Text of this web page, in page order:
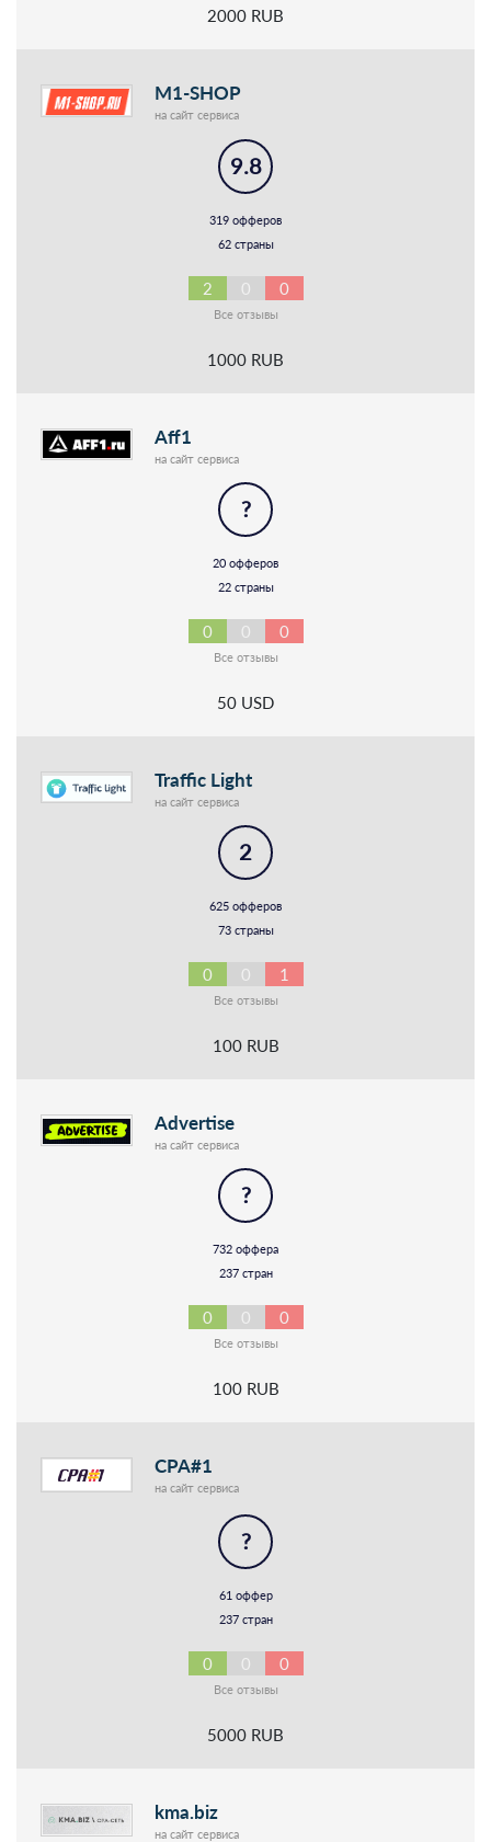
2000 RUB
M1-SHOP
на сайт сервиса
9.8
319 офферов
62 страны
2 0 0
Все отзывы
1000 RUB
Aff1
на сайт сервиса
?
20 офферов
22 страны
0 0 0
Все отзывы
50 USD
Traffic Light
на сайт сервиса
2
625 офферов
73 страны
0 0 1
Все отзывы
100 RUB
Advertise
на сайт сервиса
?
732 оффера
237 стран
0 0 0
Все отзывы
100 RUB
CPA#1
на сайт сервиса
?
61 оффер
237 стран
0 0 0
Все отзывы
5000 RUB
kma.biz
на сайт сервиса